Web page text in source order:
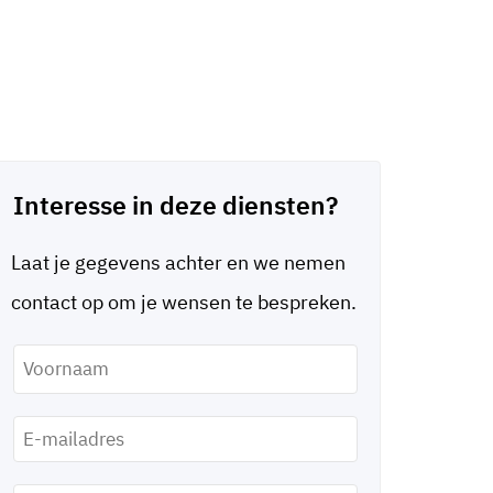
Interesse in deze diensten?
Laat je gegevens achter en we nemen
contact op om je wensen te bespreken.
Je
voornaam
*
E-
mailadres *
Telefoonnummer *